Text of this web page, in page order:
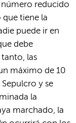
número reducido
que tiene la
puede ir en
debe
las
máximo de 10
y se
la
marchado, la